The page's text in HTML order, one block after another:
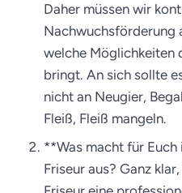
Daher müssen wir
Nachwuchsförderung
welche Möglichkeiten
bringt. An sich sollte
nicht an Neugier,
Fleiß, Fleiß mangeln.
**Was macht für
Friseur aus? Ganz